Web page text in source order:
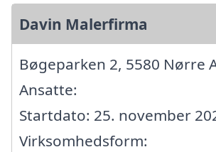
Davin Malerfirma
Bøgeparken 2, 5580 Nørre
Ansatte:
Startdato: 25. november
Virksomhedsform: